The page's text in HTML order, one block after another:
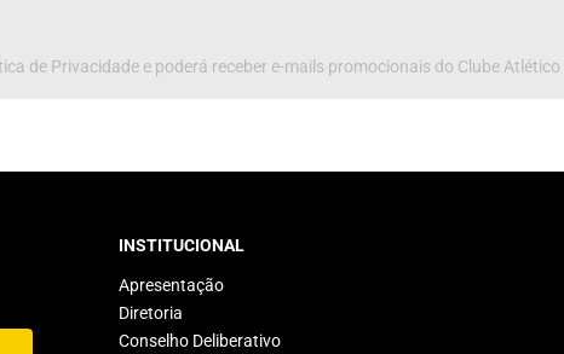
de Privacidade e poderá receber e-mails promocionais do Clube Atlético
INSTITUCIONAL
Apresentação
Diretoria
Conselho Deliberativo